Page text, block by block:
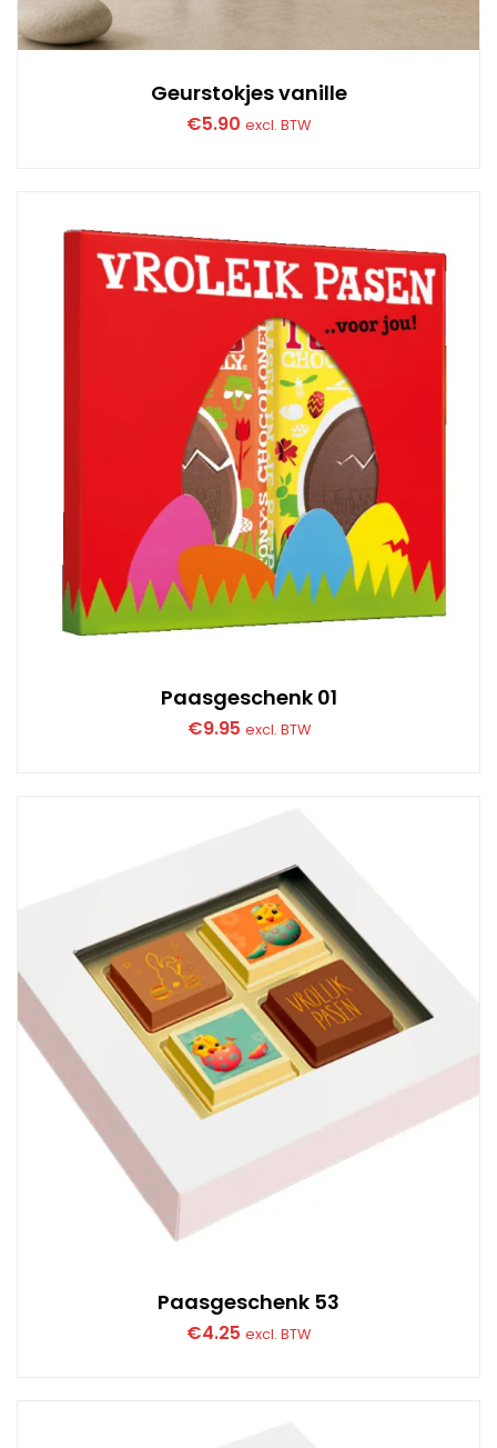
Geurstokjes vanille
€5.90 excl. BTW
Paasgeschenk 01
€9.95 excl. BTW
Paasgeschenk 53
€4.25 excl. BTW